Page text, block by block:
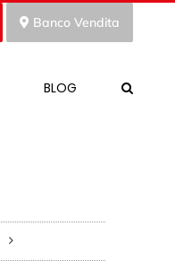
Banco Vendita
BLOG